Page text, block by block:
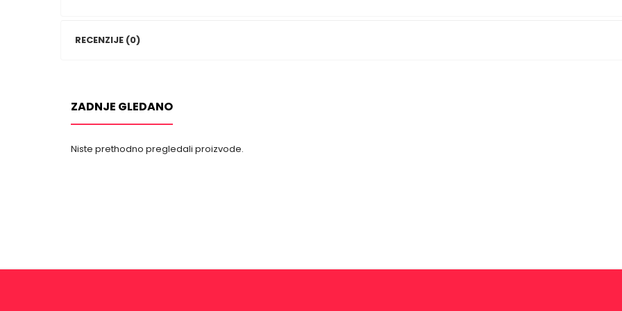
RECENZIJE (0)
ZADNJE GLEDANO
Niste prethodno pregledali proizvode.